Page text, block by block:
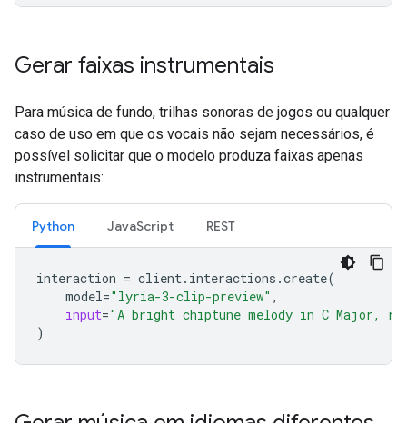
Gerar faixas instrumentais
Para música de fundo, trilhas sonoras de jogos ou qualquer
caso de uso em que os vocais não sejam necessários, é
possível solicitar que o modelo produza faixas apenas
instrumentais:
Python JavaScript REST
interaction = client. interactions .create(
model="lyria-3-clip-preview" ,
input="A bright chiptune melody in C Major,
)